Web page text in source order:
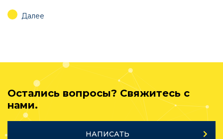
Далее
Остались вопросы? Свяжитесь с
нами.
НАПИСАТЬ